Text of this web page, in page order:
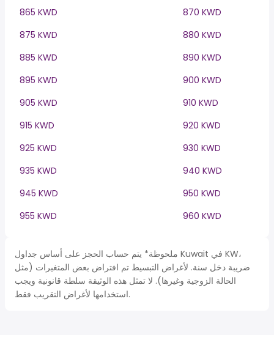
865 KWD
870 KWD
875 KWD
880 KWD
885 KWD
890 KWD
895 KWD
900 KWD
905 KWD
910 KWD
915 KWD
920 KWD
925 KWD
930 KWD
935 KWD
940 KWD
945 KWD
950 KWD
955 KWD
960 KWD
ملحوظة* يتم حساب الحجز على أساس جداول Kuwait في KW،
ضريبة دخل سنة. لأغراض التبسيط تم افتراض بعض المتغيرات (مثل
الحالة الزوجية وغيرها). لا تمثل هذه الوثيقة سلطة قانونية ويجب
استخدامها لأغراض التقريب فقط.